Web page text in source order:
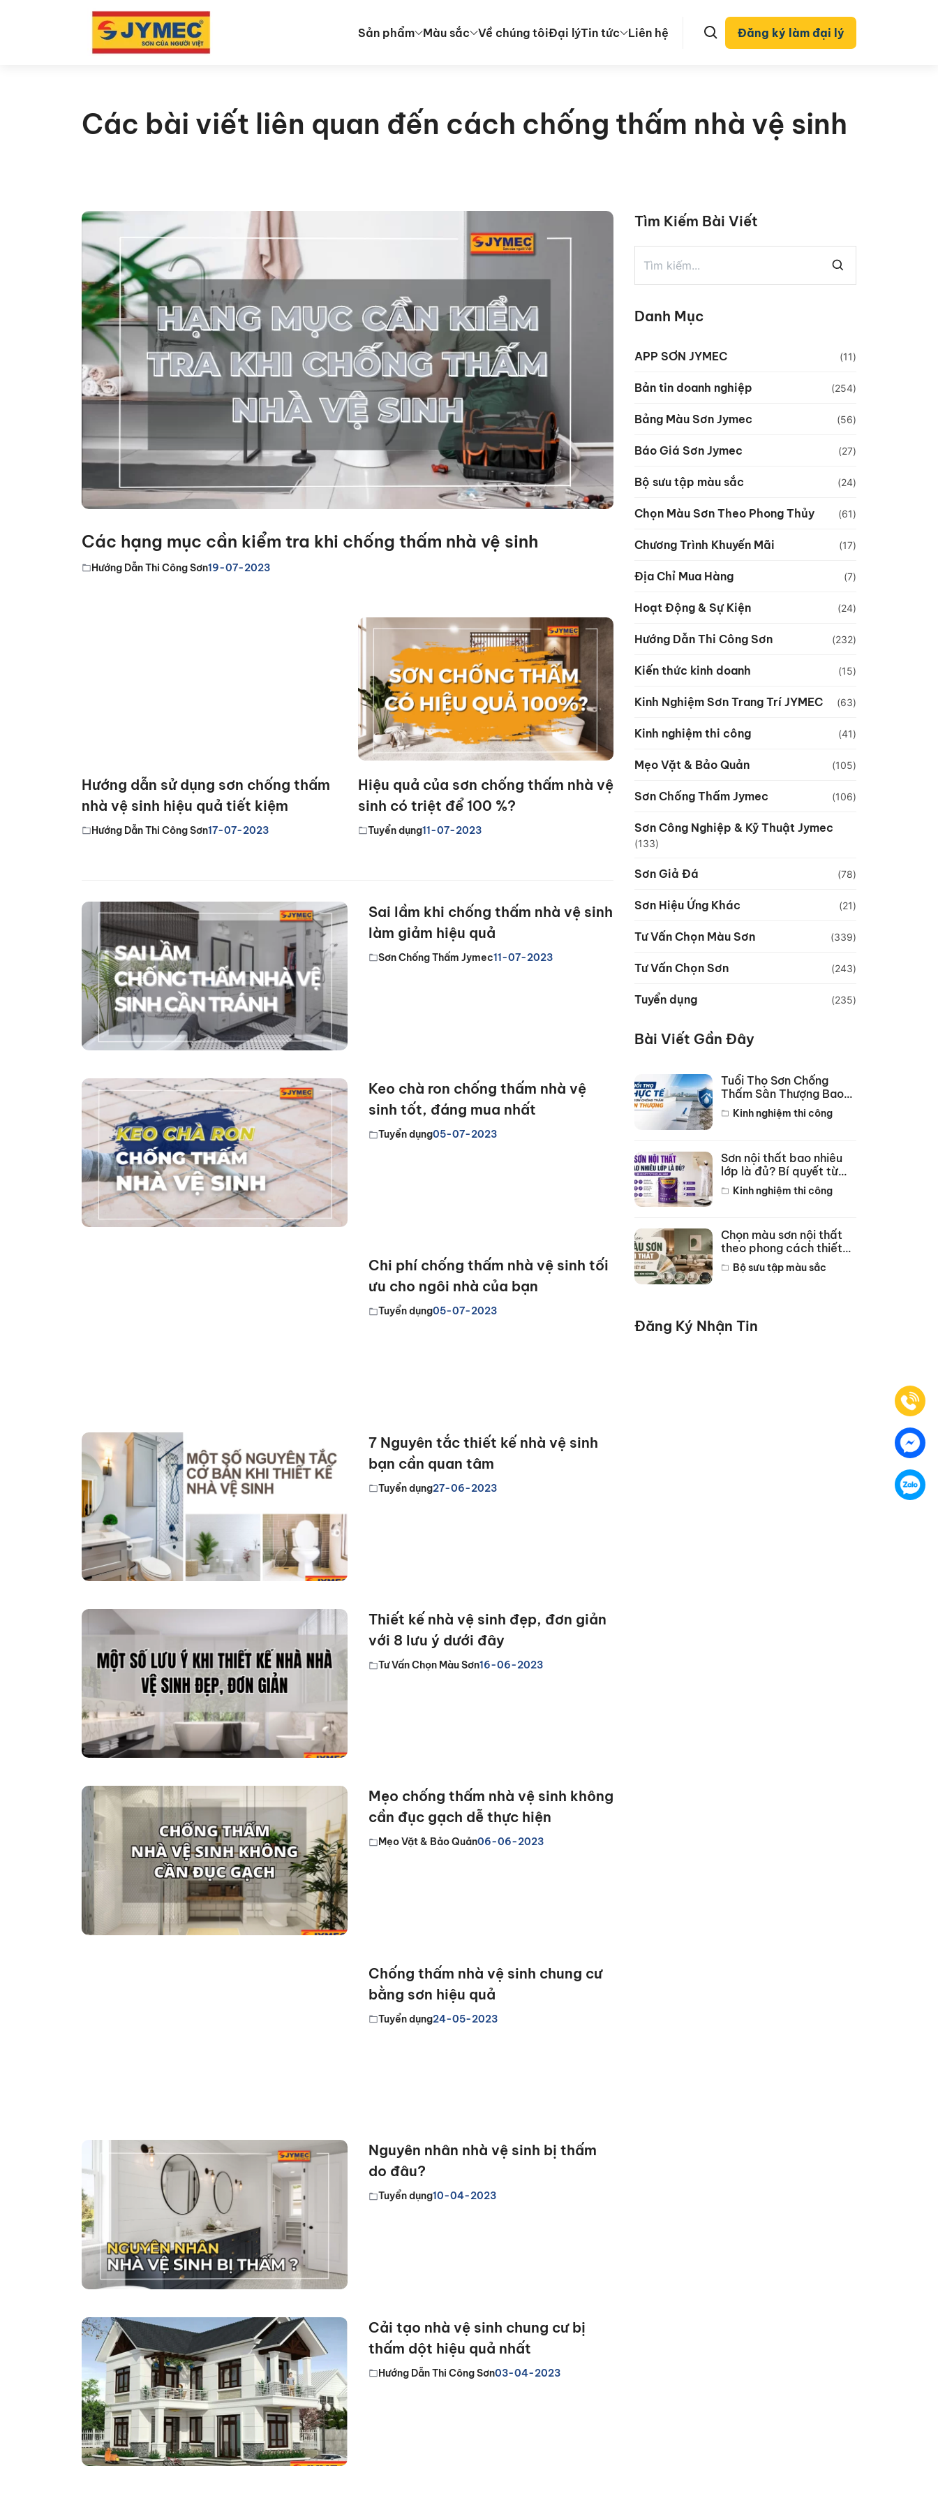
Sản phẩm Màu sắc Về chúng tôiĐại lýTin tức Liên hệ Đăng ký làm đại lý
Các bài viết liên quan đến cách chống thấm nhà vệ sinh
Các hạng mục cần kiểm tra khi chống thấm nhà vệ sinh
Hướng Dẫn Thi Công Sơn19-07-2023
Hướng dẫn sử dụng sơn chống thấm
nhà vệ sinh hiệu quả tiết kiệm
Hướng Dẫn Thi Công Sơn17-07-2023
Hiệu quả của sơn chống thấm nhà vệ
sinh có triệt để 100 %?
Tuyển dụng11-07-2023
Sai lầm khi chống thấm nhà vệ sinh
làm giảm hiệu quả
Sơn Chống Thấm Jymec11-07-2023
Keo chà ron chống thấm nhà vệ
sinh tốt, đáng mua nhất
Tuyển dụng05-07-2023
Chi phí chống thấm nhà vệ sinh tối
ưu cho ngôi nhà của bạn
Tuyển dụng05-07-2023
7 Nguyên tắc thiết kế nhà vệ sinh
bạn cần quan tâm
Tuyển dụng27-06-2023
Thiết kế nhà vệ sinh đẹp, đơn giản
với 8 lưu ý dưới đây
Tư Vấn Chọn Màu Sơn16-06-2023
Mẹo chống thấm nhà vệ sinh không
cần đục gạch dễ thực hiện
Mẹo Vặt & Bảo Quản06-06-2023
Chống thấm nhà vệ sinh chung cư
bằng sơn hiệu quả
Tuyển dụng24-05-2023
Nguyên nhân nhà vệ sinh bị thấm
do đâu?
Tuyển dụng10-04-2023
Cải tạo nhà vệ sinh chung cư bị
thấm dột hiệu quả nhất
Hướng Dẫn Thi Công Sơn03-04-2023
Tìm Kiếm Bài Viết
Danh Mục
APP SƠN JYMEC (11)
Bản tin doanh nghiệp (254)
Bảng Màu Sơn Jymec (56)
Báo Giá Sơn Jymec (27)
Bộ sưu tập màu sắc (24)
Chọn Màu Sơn Theo Phong Thủy (61)
Chương Trình Khuyến Mãi (17)
Địa Chỉ Mua Hàng (7)
Hoạt Động & Sự Kiện (24)
Hướng Dẫn Thi Công Sơn (232)
Kiến thức kinh doanh (15)
Kinh Nghiệm Sơn Trang Trí JYMEC (63)
Kinh nghiệm thi công (41)
Mẹo Vặt & Bảo Quản (105)
Sơn Chống Thấm Jymec (106)
Sơn Công Nghiệp & Kỹ Thuật Jymec
(133)
Sơn Giả Đá (78)
Sơn Hiệu Ứng Khác (21)
Tư Vấn Chọn Màu Sơn (339)
Tư Vấn Chọn Sơn (243)
Tuyển dụng (235)
Bài Viết Gần Đây
Tuổi Thọ Sơn Chống
Thấm Sân Thượng Bao
Lâu? Bí Quyết Bền 10
NămKinh nghiệm thi công
Sơn nội thất bao nhiêu
lớp là đủ? Bí quyết từ
thợ lâu năm
Kinh nghiệm thi công
Chọn màu sơn nội thất
theo phong cách thiết
kế hot năm 2026
Bộ sưu tập màu sắc
Đăng Ký Nhận Tin